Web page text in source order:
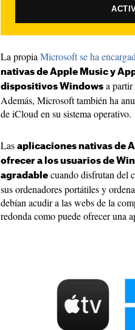
La propia Microsoft se ha
nativas de Apple Music y
dispositivos Windows a
Además, Microsoft también ha
de iCloud en su sistema operativo.
Las aplicaciones nativas de
ofrecer a los usuarios de
agradable cuando disfrutan del
sus ordenadores portátiles y
debían acudir a las webs de la
redonda como puede ofrecer una